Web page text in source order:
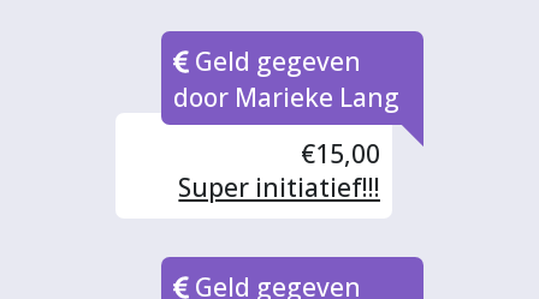
aanbevolen voor een
maandelijkse
donatie, wanneer
dit mogelijk is.
Geld gegeven
door Marieke Lang
€15,00
Super initiatief!!!
Geld gegeven